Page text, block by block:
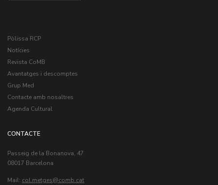
Pòlissa RCP
Notícies
Revista CoMB
Avantatges i descomptes
Grup Med
Contacte amb nosaltres
Agenda Cultural
CONTACTE
Passeig de la Bonanova, 47
08017 Barcelona
Mail: col.metges